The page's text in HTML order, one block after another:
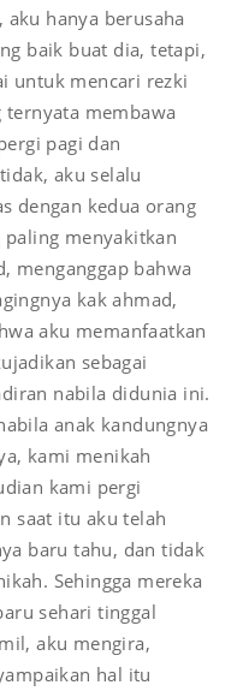
hanya berusaha
baik buat dia, tetapi,
untuk mencari rezki
ternyata membawa
pagi dan
aku selalu
dengan kedua orang
menyakitkan
menganggap bahwa
kak ahmad,
aku memanfaatkan
sebagai
nabila didunia ini.
anak kandungnya
kami menikah
kami pergi
saat itu aku telah
baru tahu, dan tidak
Sehingga mereka
sehari tinggal
aku mengira,
hal itu